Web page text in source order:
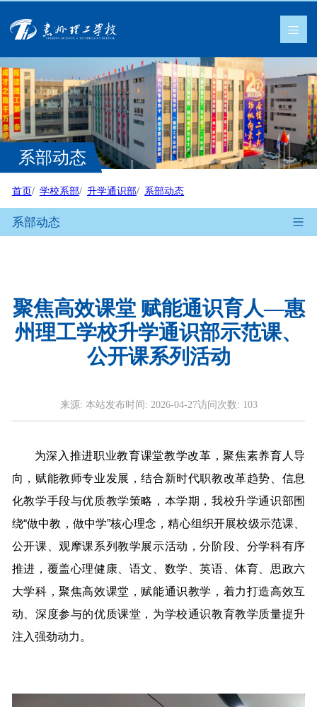
系部动态
首页 学校系部 升学通识部 系部动态
系部动态
聚焦高效课堂 赋能通识育人—惠
州理工学校升学通识部示范课、
公开课系列活动
来源: 本站发布时间: 2026-04-27访问次数: 103
为深入推进职业教育课堂教学改革，聚焦素养育人导
向，赋能教师专业发展，结合新时代职教改革趋势、信息
化教学手段与优质教学策略，本学期，我校升学通识部围
绕“做中教，做中学”核心理念，精心组织开展校级示范课、
公开课、观摩课系列教学展示活动，分阶段、分学科有序
推进，覆盖心理健康、语文、数学、英语、体育、思政六
大学科，聚焦高效课堂，赋能通识教学，着力打造高效互
动、深度参与的优质课堂，为学校通识教育教学质量提升
注入强劲动力。